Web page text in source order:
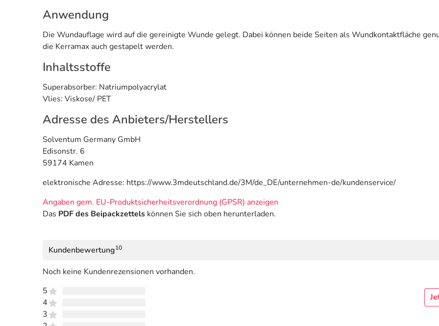
Anwendung
Die Wundauflage wird auf die gereinigte Wunde gelegt. Dabei können beide Seiten als Wundkontaktfläche
die Kerramax auch gestapelt werden.
Inhaltsstoffe
Superabsorber: Natriumpolyacrylat
Vlies: Viskose/ PET
Adresse des Anbieters/Herstellers
Solventum Germany GmbH
Edisonstr. 6
59174 Kamen
elektronische Adresse: https://www.3mdeutschland.de/3M/de_DE/unternehmen-de/kundenservice/
Angaben gem. EU-Produktsicherheitsverordnung (GPSR) anzeigen
Das PDF des Beipackzettels können Sie sich oben herunterladen.
Kundenbewertung10
Noch keine Kundenrezensionen vorhanden.
5
4
3